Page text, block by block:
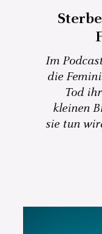
Im
die
Tod
kleinen
sie tun